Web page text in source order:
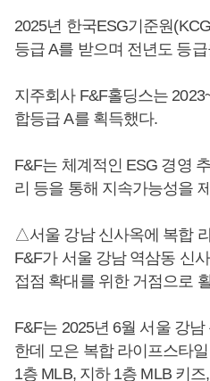
2025년 한국ESG기준원
등급 A를 받으며 전년도 등
지주회사 F&F홀딩스는
합등급 A를 획득했다.
F&F는 체계적인 ESG 경영
리 등을 통해 지속가능성을
△서울 강남 신사옥에 복합
F&F가 서울 강남 역삼동 신
접점 확대를 위한 거점으로
F&F는 2025년 6월 서울 강
한데 모은 복합 라이프스타
1층 MLB, 지하 1층 MLB 키